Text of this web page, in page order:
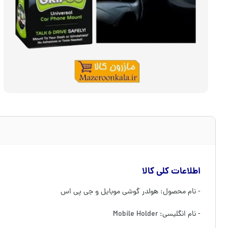
اطلاعات کلی کالا
- نام محصول: هولدر گوشی موبایل و جی پی اس
- نام انگلیسی: Mobile Holder